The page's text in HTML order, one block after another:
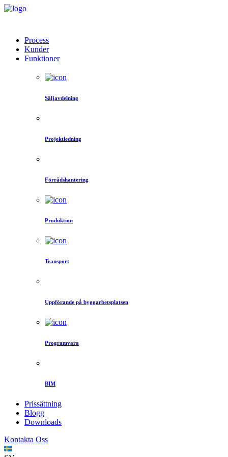
Process
Kunder
Funktioner
Säljavdelning
Projektledning
Förrådshantering
Produktion
Transport
Uppförande på byggarbetsplatsen
Programvara
BIM
Prissättning
Blogg
Downloads
Kontakta Oss